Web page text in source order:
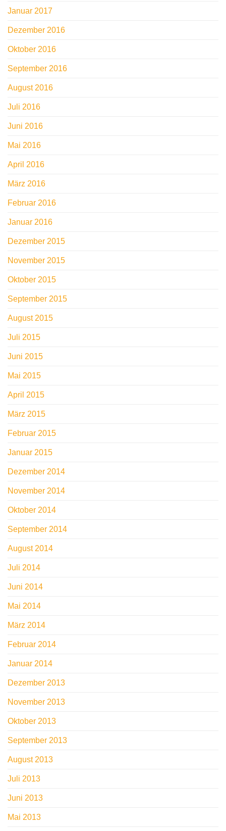
Januar 2017
Dezember 2016
Oktober 2016
September 2016
August 2016
Juli 2016
Juni 2016
Mai 2016
April 2016
März 2016
Februar 2016
Januar 2016
Dezember 2015
November 2015
Oktober 2015
September 2015
August 2015
Juli 2015
Juni 2015
Mai 2015
April 2015
März 2015
Februar 2015
Januar 2015
Dezember 2014
November 2014
Oktober 2014
September 2014
August 2014
Juli 2014
Juni 2014
Mai 2014
März 2014
Februar 2014
Januar 2014
Dezember 2013
November 2013
Oktober 2013
September 2013
August 2013
Juli 2013
Juni 2013
Mai 2013